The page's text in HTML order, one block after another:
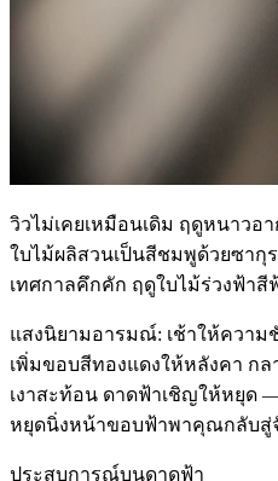
วิวไม่เคยเหมือนเดิม ฤดูหนาวอ
ใบไม้ผลิสวนเป็นสีชมพูด้วยซากุ
เทศกาลคึกคัก ฤดูใบไม้ร่วงฟ้าสี
แสงนิยามอารมณ์: เช้าให้ความ
เพิ่มขอบสีทองแดงให้หลังคา กล
เงาสะท้อน ดาดฟ้าเชิญให้หยุด
หยุดนิ่งหน้าขอบฟ้าพาคุณกลับสู่จั
ประสบการณ์บนดาดฟ้า